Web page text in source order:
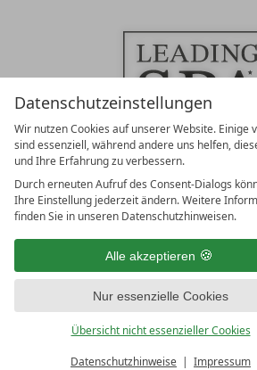
Datenschutzeinstellungen
Wir nutzen Cookies auf unserer Website. Einige
sind essenziell, während andere uns helfen,
und Ihre Erfahrung zu verbessern.
Durch erneuten Aufruf des Consent-Dialogs
Ihre Einstellung jederzeit ändern. Weitere
finden Sie in unseren Datenschutzhinweisen.
Alle akzeptieren
Nur essenzielle Cookies
Übersicht nicht essenzieller Cookies
Datenschutzhinweise Impressum
LEADING SPA
10. Oktober Str. 17/
Österreich
T +43 4242
UNSERE